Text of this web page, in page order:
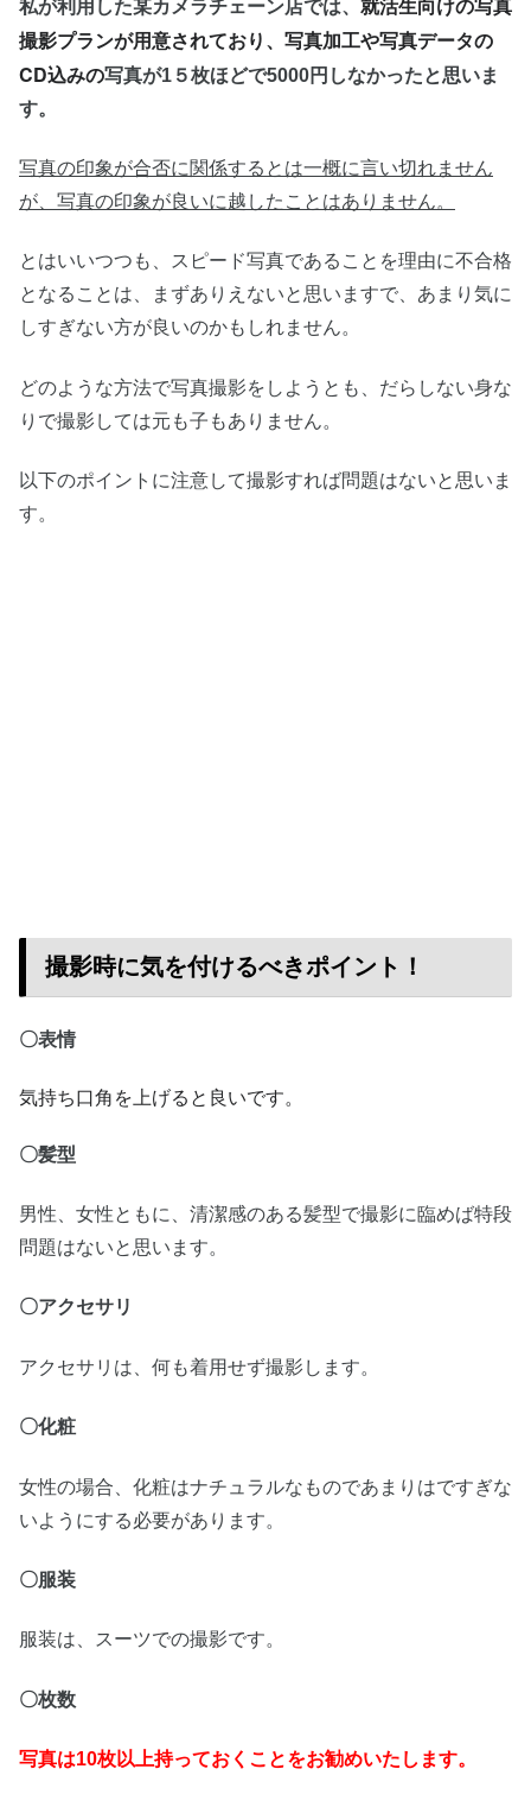
私が利用した某カメラチェーン店では、
撮影プランが用意されており、写真加工や写真データの
CD込みの写真が1５枚ほどで5000円しなかったと思いま
す。
写真の印象が合否に関係するとは一概に言い切れません
が、写真の印象が良いに越したことはありません。
とはいいつつも、スピード写真であることを理由に不合格
となることは、まずありえないと思いますで、あまり気に
しすぎない方が良いのかもしれません。
どのような方法で写真撮影をしようとも、だらしない身な
りで撮影しては元も子もありません。
以下のポイントに注意して撮影すれば問題はないと思いま
す。
撮影時に気を付けるべきポイント！
〇表情
気持ち口角を上げると良いです。
〇髪型
男性、女性ともに、清潔感のある髪型で撮影に臨めば特段
問題はないと思います。
〇アクセサリ
アクセサリは、何も着用せず撮影します。
〇化粧
女性の場合、化粧はナチュラルなものであまりはですぎな
いようにする必要があります。
〇服装
服装は、スーツでの撮影です。
〇枚数
写真は10枚以上持っておくことをお勧めいたします。